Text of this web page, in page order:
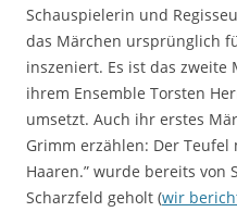
Schauspielerin und
das Märchen ursprünglich
inszeniert. Es ist das
ihrem Ensemble Torsten
umsetzt. Auch ihr erstes
Grimm erzählen: Der
Haaren.” wurde bereits von
Scharzfeld geholt (wir